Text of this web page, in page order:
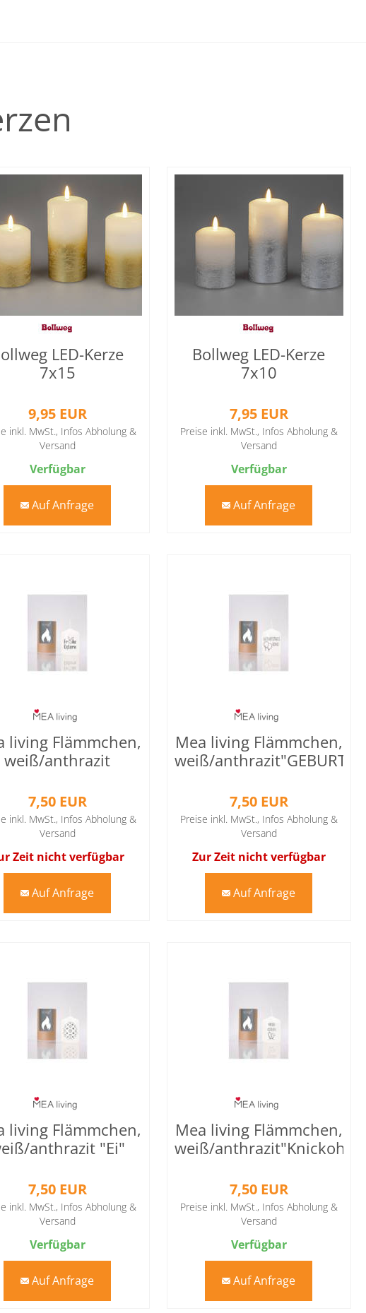
LED-Kerze
7x15
9,95 EUR
inkl. MwSt., Infos Abholung &
Versand
Verfügbar
mail Auf Anfrage
Bollweg LED-Kerze
7x10
7,95 EUR
Preise inkl. MwSt., Infos Abholung &
Versand
Verfügbar
mail Auf Anfrage
living Flämmchen,
weiß/anthrazit
7,50 EUR
inkl. MwSt., Infos Abholung &
Versand
Zeit nicht verfügbar
mail Auf Anfrage
Mea living Flämmchen,
weiß/
7,50 EUR
Preise inkl. MwSt., Infos Abholung &
Versand
Zur Zeit nicht verfügbar
mail Auf Anfrage
living Flämmchen,
anthrazit "Ei"
7,50 EUR
inkl. MwSt., Infos Abholung &
Versand
Verfügbar
mail Auf Anfrage
Mea living Flämmchen,
weiß/anthrazit"Knickohr"
7,50 EUR
Preise inkl. MwSt., Infos Abholung &
Versand
Verfügbar
mail Auf Anfrage